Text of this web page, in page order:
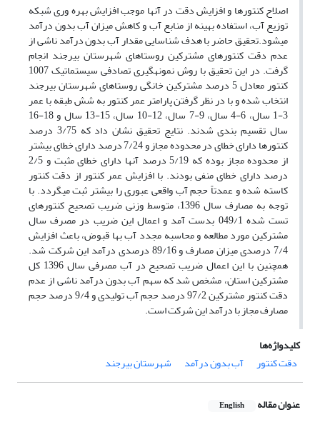
اصلاح کنتورها و افزایش دقت در آنها موجب افزایش بهره وری شبکه
توزیع آب، استفاده بهینه از منابع آب و کاهش میزان آب بدون درآمد
می­شود.تحقیق حاضر با هدف شناسایی مقدار آب بدون درآمد ناشی از
عدم دقت کنتورهای مشترکین روستاهای شهرستان بیرجند انجام
گرفت. در این تحقیق با روش نمونه­گیری تصادفی سیستماتیک 1007
کنتور معادل 5 درصد مشترکین خانگی روستاهای شهرستان بیرجند
انتخاب شده و با در نظر گرفتن پارامتر عمر کنتور به شش طبقه با عمر
3-1 سال، 6-4 سال، 9-7 سال، 12-10 سال، 15-13 سال و 18-16
سال تقسیم بندی شدند. نتایج تحقیق نشان داد که 3/75 درصد
کنتورها دارای خطای در محدوده مجاز و 7/24 درصد دارای خطای بیشتر
از محدوده مجاز بوده که 5/19 درصد آنها دارای خطای مثبت و 2/5
درصد دارای خطای منفی بودند. با افزایش عمر کنتور از دقت کنتور
کاسته شده و عمدتاً حجم آب واقعی عبوری را بیشتر ثبت می­گردد. با
توجه به مصارف سال 1396، متوسط وزنی ضریب تصحیح کنتورهای
تست شده 049/1 بدست آمد و اعمال این ضریب در مصرف سال
مشترکین مورد مطالعه و محاسبه مجدد آب بها قبوض، باعث افزایش
7/4 درصدی میزان مصارف و 89/16 درصدی درآمد این شرکت شد.
همچنین با این اعمال ضریب تصحیح در آب مصرفی سال 1396 کل
مشترکین استان، مشخص شد که سهم آب بدون درآمد ناشی از عدم
دقت کنتور مشترکین 97/2 درصد حجم آب تولیدی و 9/4 درصد حجم
مصارف مجاز با درآمد این شرکت است.
کلیدواژه‌ها
دقت کنتور
آب بدون درآمد شهرستان بیرجند
عنوان مقاله English